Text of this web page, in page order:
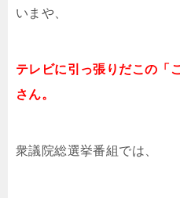
いまや、
テレビに引っ張りだこの「
さん。
衆議院総選挙番組では、